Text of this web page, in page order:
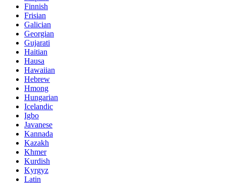
Finnish
Frisian
Galician
Georgian
Gujarati
Haitian
Hausa
Hawaiian
Hebrew
Hmong
Hungarian
Icelandic
Igbo
Javanese
Kannada
Kazakh
Khmer
Kurdish
Kyrgyz
Latin